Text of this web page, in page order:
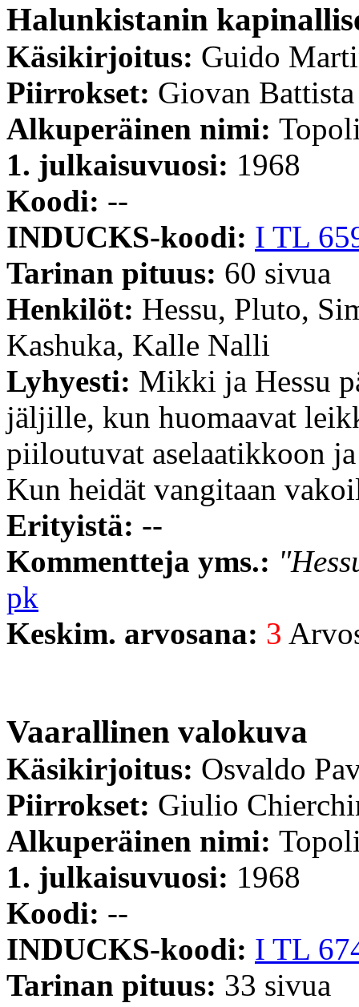
Halunkistanin
Käsikirjoitus: Guido
Piirrokset: Giovan
Alkuperäinen nimi:
1. julkaisuvuosi: 1968
Koodi: --
INDUCKS-koodi: I TL
Tarinan pituus: 60 sivua
Henkilöt: Hessu, Pluto,
Kashuka, Kalle Nalli
Lyhyesti: Mikki ja Hessu
jäljille, kun huomaavat
piiloutuvat aselaatikkoon
Kun heidät vangitaan
Erityistä: --
Kommentteja yms.:
pk
Keskim. arvosana: 3
Vaarallinen valokuva
Käsikirjoitus: Osvaldo
Piirrokset: Giulio
Alkuperäinen nimi:
1. julkaisuvuosi: 1968
Koodi: --
INDUCKS-koodi: I TL
Tarinan pituus: 33 sivua